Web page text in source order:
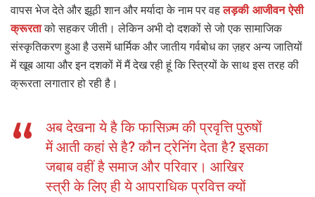
वापस भेज देते और झूठी शान और मर्यादा के नाम पर वहलड़की आजीवन ऐसी
क्रूरताको सहकर जीती। लेकिन अभी दो दशकों से जो एक सामाजिक
संस्कृतिकरण हुआ है उसमें धार्मिक और जातीय गर्वबोध का ज़हर अन्य जातियों
में खूब आया और इन दशकों में मैं देख रही हूं कि स्त्रियों के साथ इस तरह की
क्रूरता लगातार हो रही है।
अब देखना ये है कि फासिज़्म की प्रवृत्ति पुरुषों
में आती कहां से है? कौन ट्रेनिंग देता है? इसका
जबाब वहीं है समाज और परिवार। आखिर
स्त्री के लिए ही ये आपराधिक प्रवित्त क्यों